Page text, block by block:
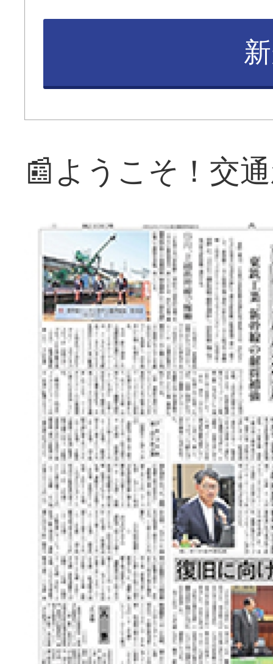
📰ようこそ！交